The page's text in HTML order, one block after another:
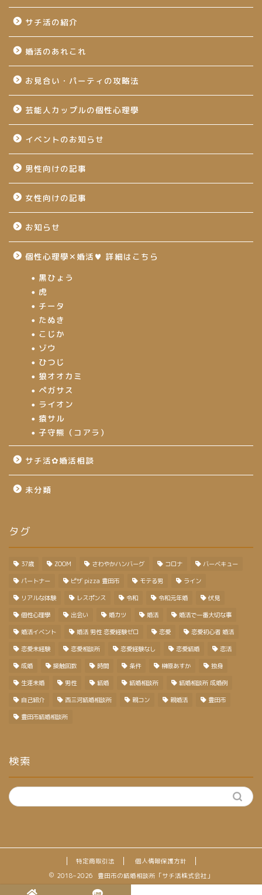
サチ活の紹介
婚活のあれこれ
お見合い・パーティの攻略法
芸能人カップルの個性心理學
イベントのお知らせ
男性向けの記事
女性向けの記事
お知らせ
個性心理學✕婚活♥ 詳細はこちら
黒ひょう
虎
チータ
たぬき
こじか
ゾウ
ひつじ
狼オオカミ
ペガサス
ライオン
猿サル
子守熊（コアラ）
サチ活✿婚活相談
未分類
タグ
37歳 ZOOM さわやかハンバーグ コロナ バーベキュー
パートナー ピザ pizza 豊田市 モテる男 ライン
リアルな体験 レスポンス 令和 令和元年婚 伏見
個性心理學 出会い 婚カツ 婚活 婚活で一番大切な事
婚活イベント 婚活 男性 恋愛経験ゼロ 恋愛 恋愛初心者 婚活
恋愛未経験 恋愛相談所 恋愛経験なし 恋愛結婚 恋活
成婚 接触回数 時間 条件 榊原あすか 独身
生涯未婚 男性 結婚 結婚相談所 結婚相談所 成婚例
自己紹介 西三河結婚相談所 親コン 親婚活 豊田市
豊田市結婚相談所
検索
特定商取引法
個人情報保護方針
2018–2026 豊田市の結婚相談所「サチ活株式会社」